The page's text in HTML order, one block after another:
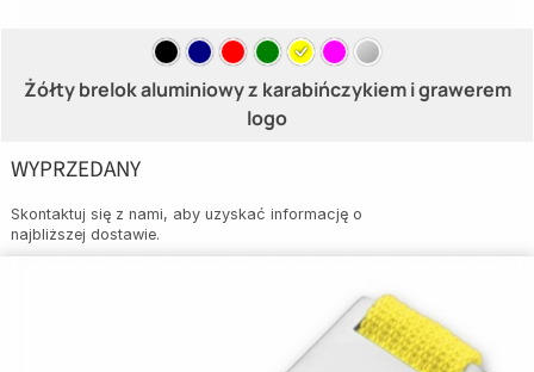
Żółty brelok aluminiowy z karabińczykiem i grawerem
logo
WYPRZEDANY
Skontaktuj się z nami, aby uzyskać informację o
najbliższej dostawie.